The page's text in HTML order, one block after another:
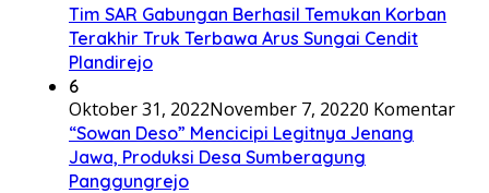
Tim SAR Gabungan Berhasil Temukan Korban
Terakhir Truk Terbawa Arus Sungai Cendit
Plandirejo
6
Oktober 31, 2022November 7, 20220 Komentar
“Sowan Deso” Mencicipi Legitnya Jenang
Jawa, Produksi Desa Sumberagung
Panggungrejo